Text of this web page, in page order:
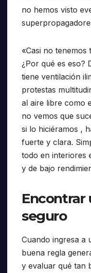
no hemos visto
«Casi no tenemos
¿Por qué es eso?
tiene ventilación
protestas
al aire libre como
no vemos que
si lo hiciéramos ,
fuerte y clara.
todo en interiores
y de bajo
Encontrar
seguro
Cuando ingresa a
buena regla
y evaluar qué tan